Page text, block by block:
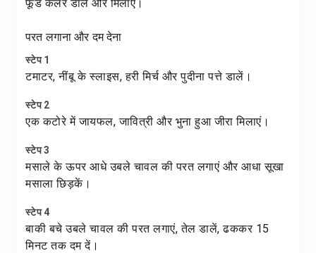
फूड कलर डालें और मिलाएं।
परत लगाना और दम देना
स्टेप 1
टमाटर, नींबू के स्लाइस, हरी मिर्च और पुदीना पत्ते डालें।
स्टेप 2
एक कटोरे में जायफल, जावित्री और भुना हुआ जीरा मिलाएं।
स्टेप 3
मसाले के ऊपर आधे उबले चावल की परत लगाएं और आधा सूखा
मसाला छिड़कें।
स्टेप 4
बाकी बचे उबले चावल की परत लगाएं, तेल डालें, ढककर 15
मिनट तक दम दें।